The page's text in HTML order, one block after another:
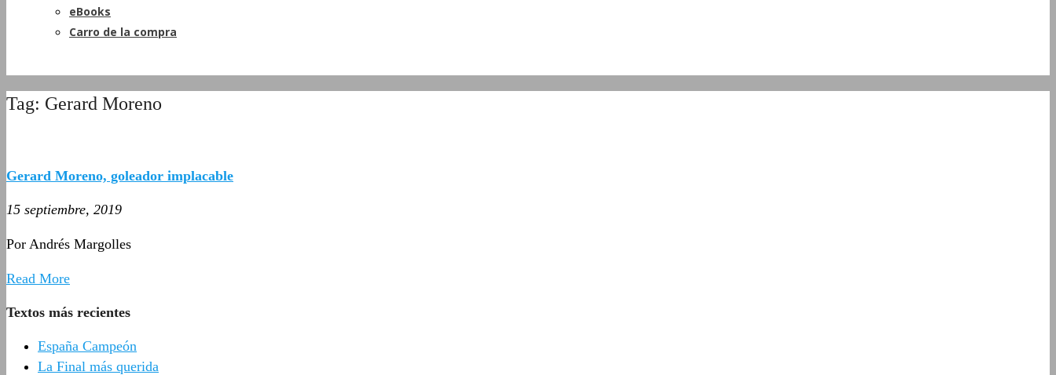
eBooks
Carro de la compra
Tag: Gerard Moreno
Gerard Moreno, goleador implacable
15 septiembre, 2019
Por Andrés Margolles
Read More
Textos más recientes
España Campeón
La Final más querida